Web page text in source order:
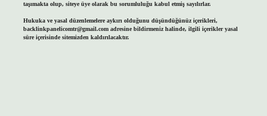
taşımakta olup, siteye üye olarak bu sorumluluğu kabul etmiş sayılırlar.
Hukuka ve yasal düzenlemelere aykırı olduğunu düşündüğünüz içerikleri,
backlinkpanelicomtr@gmail.comadresine bildirmeniz halinde, ilgili içerikler yasal
süre içerisinde sitemizden kaldırılacaktır.